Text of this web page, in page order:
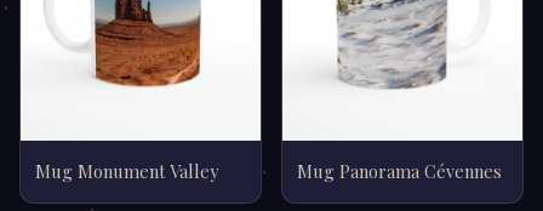
Mug Monument Valley Mug Panorama Cévennes